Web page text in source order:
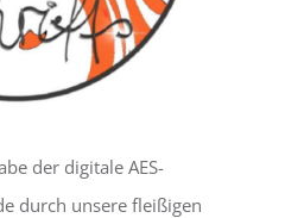
der digitale AES-
durch unsere fleißigen